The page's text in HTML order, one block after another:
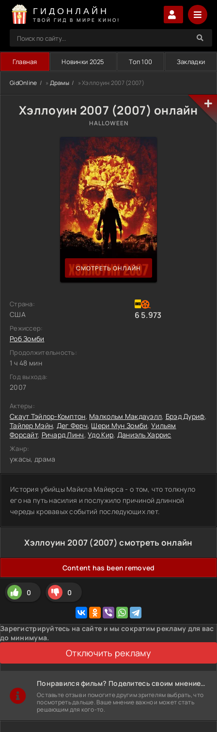
ГИДОНЛАЙН
ТВОЙ ГИД В МИРЕ КИНО!
Главная Новинки 2025 Топ 100 Закладки
GidOnline » Драмы » Хэллоуин 2007 (2007)
Хэллоуин 2007 (2007) онлайн
HALLOWEEN
СМОТРЕТЬ ОНЛАЙН
Страна:
США
Режиссер:
Роб Зомби
Продолжительность:
1 ч 48 мин
Год выхода:
2007
6 5.973
Актеры:
Скаут Тэйлор-Комптон, Малкольм Макдауэлл, Брэд Дуриф,
Тайлер Мэйн, Дег Ферч, Шери Мун Зомби, Уильям
Форсайт, Ричард Линч,Удо Кир, Даниэль Харрис
Жанр:
ужасы, драма
История убийцы Майкла Майерса - о том, что толкнуло
его на путь насилия и послужило причиной длинной
череды кровавых событий последующих лет.
Хэллоуин 2007 (2007) смотреть онлайн
Content has been removed
0 0
Зарегистрируйтесь на сайте и мы сократим рекламу для вас
до минимума.
Отключить рекламу
Понравился фильм? Поделитесь своим мнением!
Оставьте отзыв и помогите другим зрителям выбрать, что
посмотреть дальше. Ваше мнение важно и может стать
решающим для кого-то.